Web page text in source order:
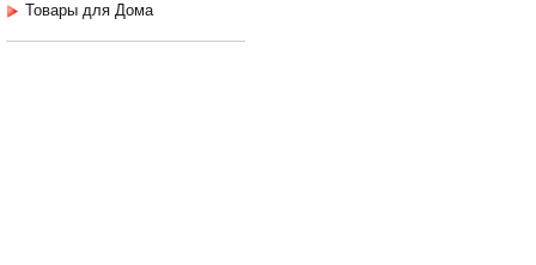
Товары для Дома